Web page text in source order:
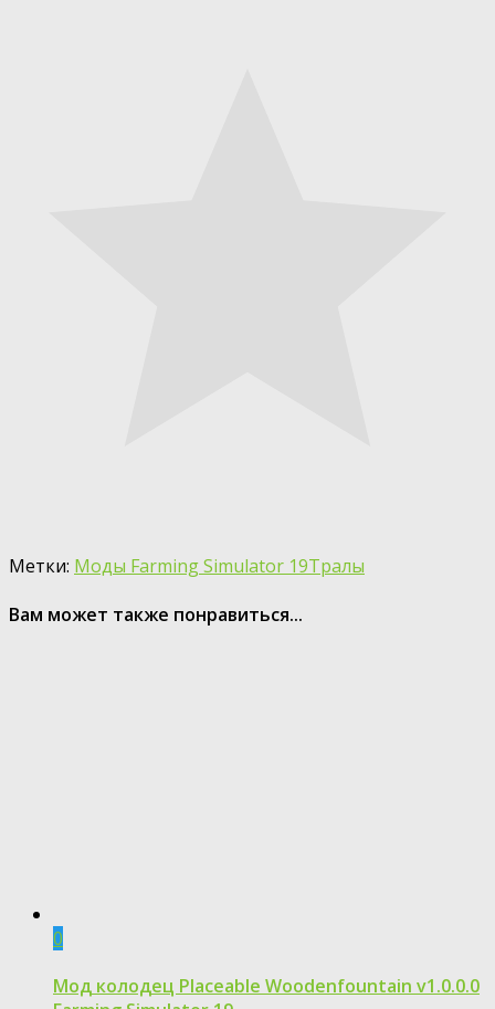
Метки: Моды Farming Simulator 19Тралы
Вам может также понравиться...
0
Мод колодец Placeable Woodenfountain v1.0.0.0